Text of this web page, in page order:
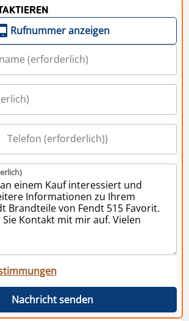
Rufnummer anzeigen
Nachricht senden